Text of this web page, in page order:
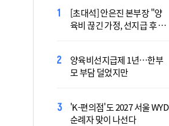
[초대석] 안은진 본부장 "양
육비 끊긴 가정, 선지급 후 아
양육비선지급제 1년…한부
모 부담 덜었지만
'K-편의점'도 2027 서울 WYD
순례자 맞이 나선다
李 "국가폭력 다시는 없어
야"…피해자들에게 첫 직접
'호우 피해' 안동·의성 특별
재난지역 선포…국비 추가
폭염 '뉴 노멀' 시대…"한 단
계 높은 수준의 폭염"